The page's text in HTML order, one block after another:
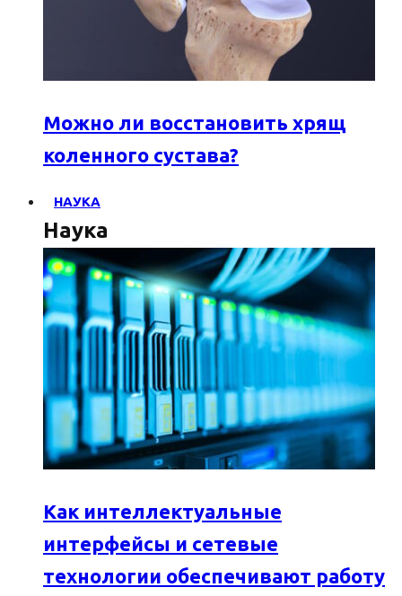
Можно ли восстановить хрящ
коленного сустава?
НАУКА
Наука
Как интеллектуальные
интерфейсы и сетевые
технологии обеспечивают работу